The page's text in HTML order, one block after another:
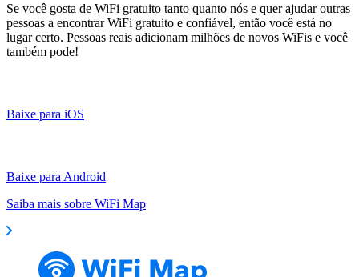
Se você gosta de WiFi gratuito tanto quanto nós e quer ajudar outras
pessoas a encontrar WiFi gratuito e confiável, então você está no
lugar certo. Pessoas reais adicionam milhões de novos WiFis e você
também pode!
Baixe para iOS
Baixe para Android
Saiba mais sobre WiFi Map